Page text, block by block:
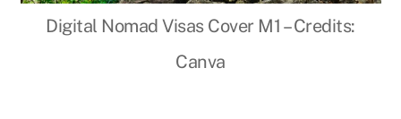
Digital Nomad Visas Cover M1 – Credits:
Canva